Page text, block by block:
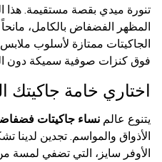
تنورة ميدي بقصة مستقيمة. هذا
المظهر الفضفاض بالكامل، مانحاً
الجاكيتات ممتازة لأسلوب
فوق كنزات صوفية سميكة دون
اختاري خامة جاكيتك
يتنوع عالم نساء جاكيتات
الأذواق والمواسم. تجدين لدينا
الأوفر سايز، التي تضفي لمسة